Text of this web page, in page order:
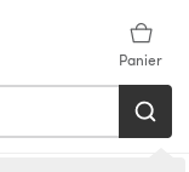
Panier